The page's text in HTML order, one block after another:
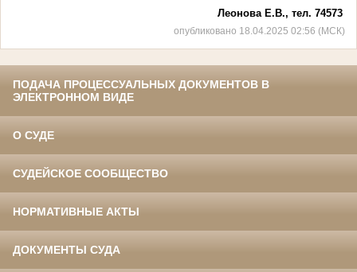
Леонова Е.В., тел. 74573
опубликовано 18.04.2025 02:56 (МСК)
ПОДАЧА ПРОЦЕССУАЛЬНЫХ ДОКУМЕНТОВ В
ЭЛЕКТРОННОМ ВИДЕ
О СУДЕ
СУДЕЙСКОЕ СООБЩЕСТВО
НОРМАТИВНЫЕ АКТЫ
ДОКУМЕНТЫ СУДА